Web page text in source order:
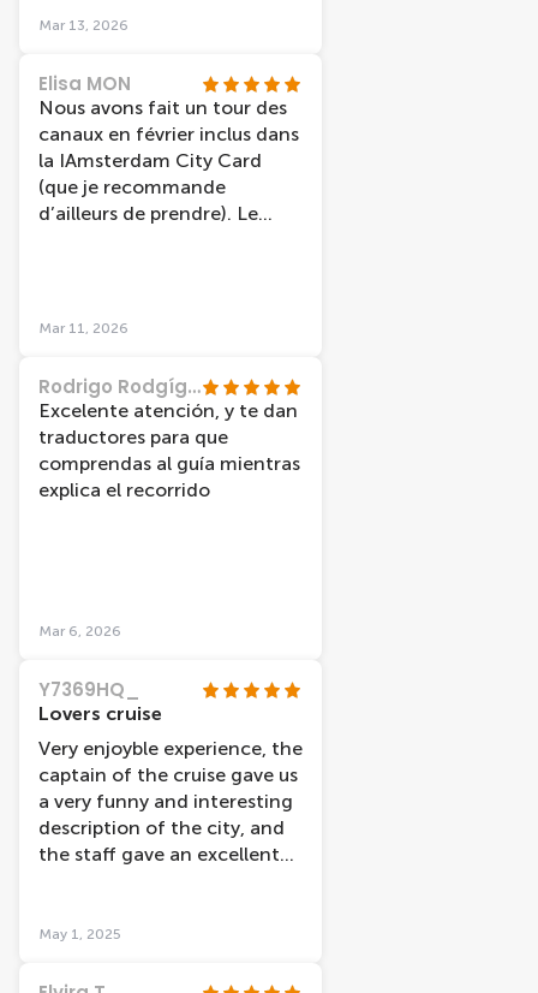
direkt am Bahnhof und ist
Leistung ist top.
Mar 13, 2026
Elisa MON
Nous avons fait un tour des
canaux en février inclus dans
la IAmsterdam City Card
(que je recommande
d’ailleurs de prendre). Le
Nous avons eu la chance de
magnifique ciel bleu, ce qui a
rendu l’expérience vraiment
magique.
Mar 11, 2026
Rodrigo Rodgíguez
Excelente atención, y te dan
traductores para que
comprendas al guía mientras
explica el recorrido
Mar 6, 2026
Y7369HQ_
Lovers cruise
Very enjoyble experience, the
captain of the cruise gave us
a very funny and interesting
description of the city, and
the staff gave an excellent
May 1, 2025